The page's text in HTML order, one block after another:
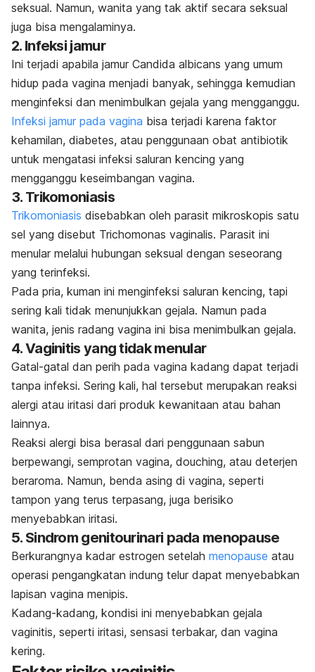
seksual. Namun, wanita yang tak aktif secara seksual
juga bisa mengalaminya.
2. Infeksi jamur
Ini terjadi apabila jamur Candida albicans yang umum
hidup pada vagina menjadi banyak, sehingga kemudian
menginfeksi dan menimbulkan gejala yang mengganggu.
Infeksi jamur pada vagina bisa terjadi karena faktor
kehamilan, diabetes, atau penggunaan obat antibiotik
untuk mengatasi infeksi saluran kencing yang
mengganggu keseimbangan vagina.
3. Trikomoniasis
Trikomoniasis disebabkan oleh parasit mikroskopis satu
sel yang disebut Trichomonas vaginalis. Parasit ini
menular melalui hubungan seksual dengan seseorang
yang terinfeksi.
Pada pria, kuman ini menginfeksi saluran kencing, tapi
sering kali tidak menunjukkan gejala. Namun pada
wanita, jenis radang vagina ini bisa menimbulkan gejala.
4. Vaginitis yang tidak menular
Gatal-gatal dan perih pada vagina kadang dapat terjadi
tanpa infeksi. Sering kali, hal tersebut merupakan reaksi
alergi atau iritasi dari produk kewanitaan atau bahan
lainnya.
Reaksi alergi bisa berasal dari penggunaan sabun
berpewangi, semprotan vagina, douching, atau deterjen
beraroma. Namun, benda asing di vagina, seperti
tampon yang terus terpasang, juga berisiko
menyebabkan iritasi.
5. Sindrom genitourinari pada menopause
Berkurangnya kadar estrogen setelah menopause atau
operasi pengangkatan indung telur dapat menyebabkan
lapisan vagina menipis.
Kadang-kadang, kondisi ini menyebabkan gejala
vaginitis, seperti iritasi, sensasi terbakar, dan vagina
kering.